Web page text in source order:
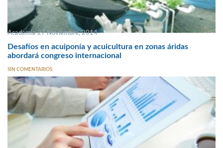
Academia 27 Noviembre, 2014
Desafíos en acuiponía y acuicultura en zonas áridas
abordará congreso internacional
SIN COMENTARIOS